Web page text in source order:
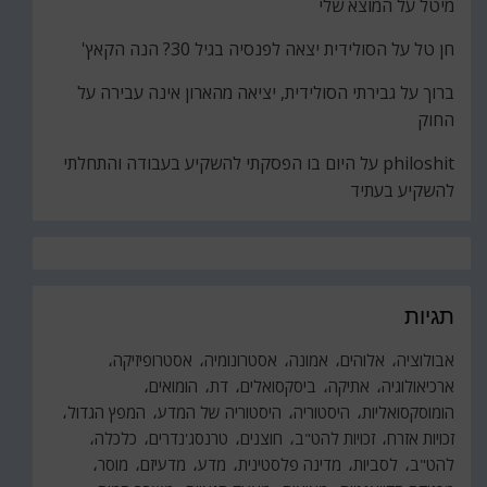
מיטל על המוצא שלי
חן טל על הסולידית יצאה לפנסיה בגיל 30? הנה הקאץ'
ברוך על גבירתי הסולידית, יציאה מהארון אינה עבירה על
החוק
philoshit על היום בו הפסקתי להשקיע בעבודה והתחלתי
להשקיע בעתיד
תגיות
אבולוציה אלוהים אמונה אסטרונומיה
אסטרופיזיקה
ארכיאולוגיה
אתיקה ביסקסואלים דת הומואים
הומוסקסואליות היסטוריה היסטוריה של המדע המפץ הגדול
זכויות אזרח זכויות להט"ב חוצנים טרנסג'נדרים
כלכלה
להט"ב
לסביות מדינה פלסטינית מדע מדעיזם
מוסר